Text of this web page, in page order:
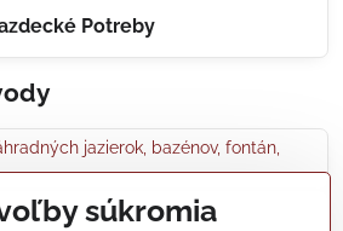
Potreby
jazierok, bazénov, fontán,
súkromia